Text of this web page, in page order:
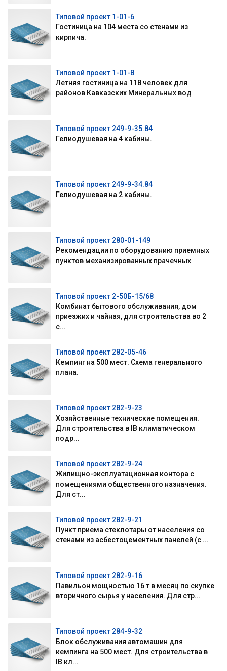
Типовой проект 1-01-6
Гостиница на 104 места со стенами из
кирпича.
Типовой проект 1-01-8
Летняя гостиница на 118 человек для
районов Кавказских Минеральных вод
Типовой проект 249-9-35.84
Гелиодушевая на 4 кабины.
Типовой проект 249-9-34.84
Гелиодушевая на 2 кабины.
Типовой проект 280-01-149
Рекомендации по оборудованию приемных
пунктов механизированных прачечных
Типовой проект 2-50Б-15/68
Комбинат бытового обслуживания, дом
приезжих и чайная, для строительства во 2
с...
Типовой проект 282-05-46
Кемпинг на 500 мест. Схема генерального
плана.
Типовой проект 282-9-23
Хозяйственные технические помещения.
Для строительства в IВ климатическом
подр...
Типовой проект 282-9-24
Жилищно-эксплуатационная контора с
помещениями общественного назначения.
Для ст...
Типовой проект 282-9-21
Пункт приема стеклотары от населения со
стенами из асбестоцементных панелей (с ...
Типовой проект 282-9-16
Павильон мощностью 16 т в месяц по скупке
вторичного сырья у населения. Для стр...
Типовой проект 284-9-32
Блок обслуживания автомашин для
кемпинга на 500 мест. Для строительства в
IВ кл...